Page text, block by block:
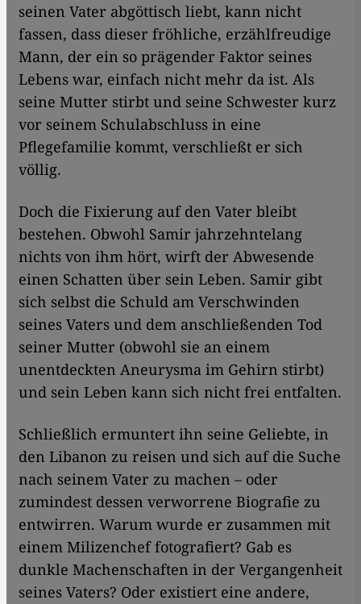
seinen Vater abgöttisch liebt, kann nicht
fassen, dass dieser fröhliche, erzählfreudige
Mann, der ein so prägender Faktor seines
Lebens war, einfach nicht mehr da ist. Als
seine Mutter stirbt und seine Schwester kurz
vor seinem Schulabschluss in eine
Pflegefamilie kommt, verschließt er sich
völlig.
Doch die Fixierung auf den Vater bleibt
bestehen. Obwohl Samir jahrzehntelang
nichts von ihm hört, wirft der Abwesende
einen Schatten über sein Leben. Samir gibt
sich selbst die Schuld am Verschwinden
seines Vaters und dem anschließenden Tod
seiner Mutter (obwohl sie an einem
unentdeckten Aneurysma im Gehirn stirbt)
und sein Leben kann sich nicht frei entfalten.
Schließlich ermuntert ihn seine Geliebte, in
den Libanon zu reisen und sich auf die Suche
nach seinem Vater zu machen – oder
zumindest dessen verworrene Biografie zu
entwirren. Warum wurde er zusammen mit
einem Milizenchef fotografiert? Gab es
dunkle Machenschaften in der Vergangenheit
seines Vaters? Oder existiert eine andere,